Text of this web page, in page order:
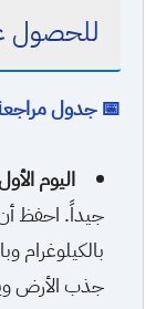
للحصول
📅 جدول مراجعة
اليوم
جيداً. احفظ أن
بالكيلوغرام
جذب الأرض